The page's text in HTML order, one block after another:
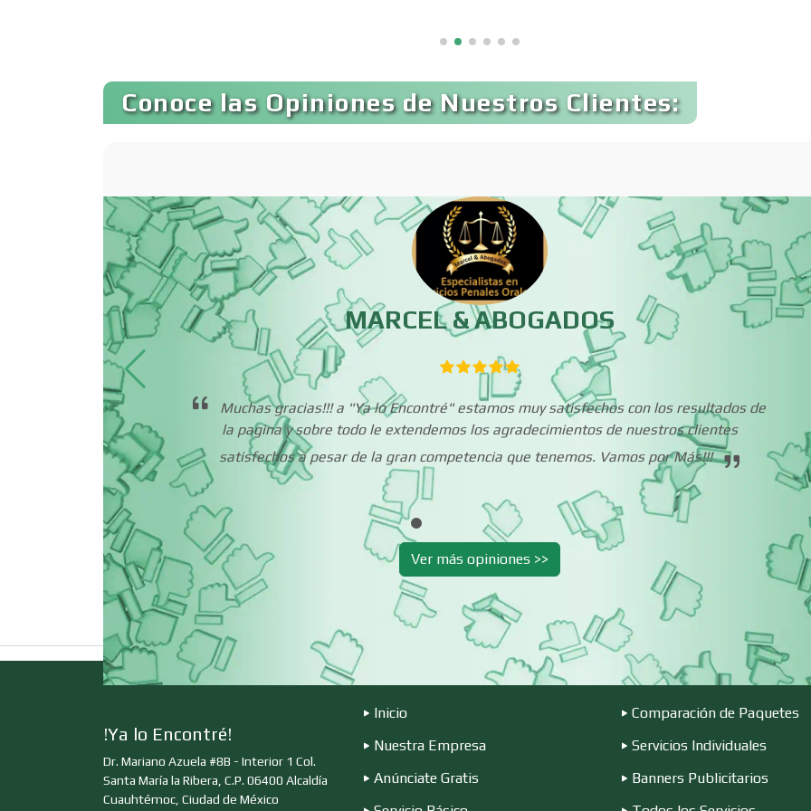
Bancos Banquetes Bares y Cantinas
Bordados y
Estampados
Boutiques Buceo
Cafeterías Cajas de Ahorro Cámaras de
Camiones para Fletes Cancelería de Aluminio
Carnicerías Carpinterías Centros
Centros de
Espectáculos
Centros de Nutrición Centros
Cerrajerías Cibercafés Clínicas de Belleza
Clínicas de
Rehabilitación
Clínicas y Hospitales Clubes Deportivos
Combustibles y
Computadoras
Empresariales
General
Conoce las Opiniones de Nuestros Clientes:
MARCEL & ABOGADOS
Muchas gracias!!! a "Ya lo Encontré" estamos muy satisfechos con los resultados de
la pagina y sobre todo le extendemos los agradecimientos de nuestros clientes
satisfechos a pesar de la gran competencia que tenemos. Vamos por Más!!!
Ver más opiniones >>
!Ya lo Encontré!
Dr. Mariano Azuela #8B - Interior 1 Col.
Santa María la Ribera, C.P. 06400 Alcaldía
Cuauhtémoc, Ciudad de México
Inicio
Nuestra Empresa
Anúnciate Gratis
Comparación de Paquetes
Servicios Individuales
Banners Publicitarios